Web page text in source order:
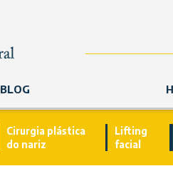
BLOG
Cirurgia plástica
do nariz
Lifting
facial